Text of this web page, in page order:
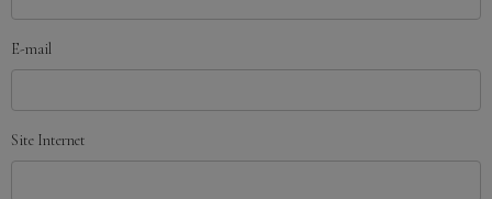
E-mail
Site Internet